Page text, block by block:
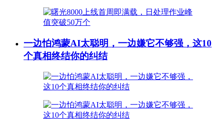
一边怕鸿蒙AI太聪明，一边嫌它不够强，这10
个真相终结你的纠结